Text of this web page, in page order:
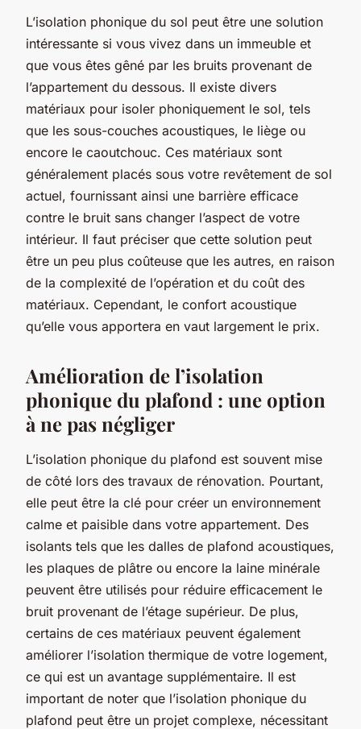
L’isolation phonique du sol peut être une solution
intéressante si vous vivez dans un immeuble et
que vous êtes gêné par les bruits provenant de
l’appartement du dessous. Il existe divers
matériaux pour isoler phoniquement le sol, tels
que les sous-couches acoustiques, le liège ou
encore le caoutchouc. Ces matériaux sont
généralement placés sous votre revêtement de sol
actuel, fournissant ainsi une barrière efficace
contre le bruit sans changer l’aspect de votre
intérieur. Il faut préciser que cette solution peut
être un peu plus coûteuse que les autres, en raison
de la complexité de l’opération et du coût des
matériaux. Cependant, le confort acoustique
qu’elle vous apportera en vaut largement le prix.
Amélioration de l’isolation
phonique du plafond : une option
à ne pas négliger
L’isolation phonique du plafond est souvent mise
de côté lors des travaux de rénovation. Pourtant,
elle peut être la clé pour créer un environnement
calme et paisible dans votre appartement. Des
isolants tels que les dalles de plafond acoustiques,
les plaques de plâtre ou encore la laine minérale
peuvent être utilisés pour réduire efficacement le
bruit provenant de l’étage supérieur. De plus,
certains de ces matériaux peuvent également
améliorer l’isolation thermique de votre logement,
ce qui est un avantage supplémentaire. Il est
important de noter que l’isolation phonique du
plafond peut être un projet complexe, nécessitant